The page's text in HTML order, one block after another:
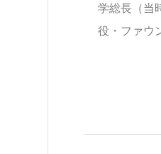
学総長（当
役・ファウ